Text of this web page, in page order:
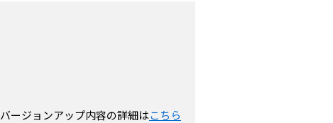
バージョンアップ内容の詳細はこちら